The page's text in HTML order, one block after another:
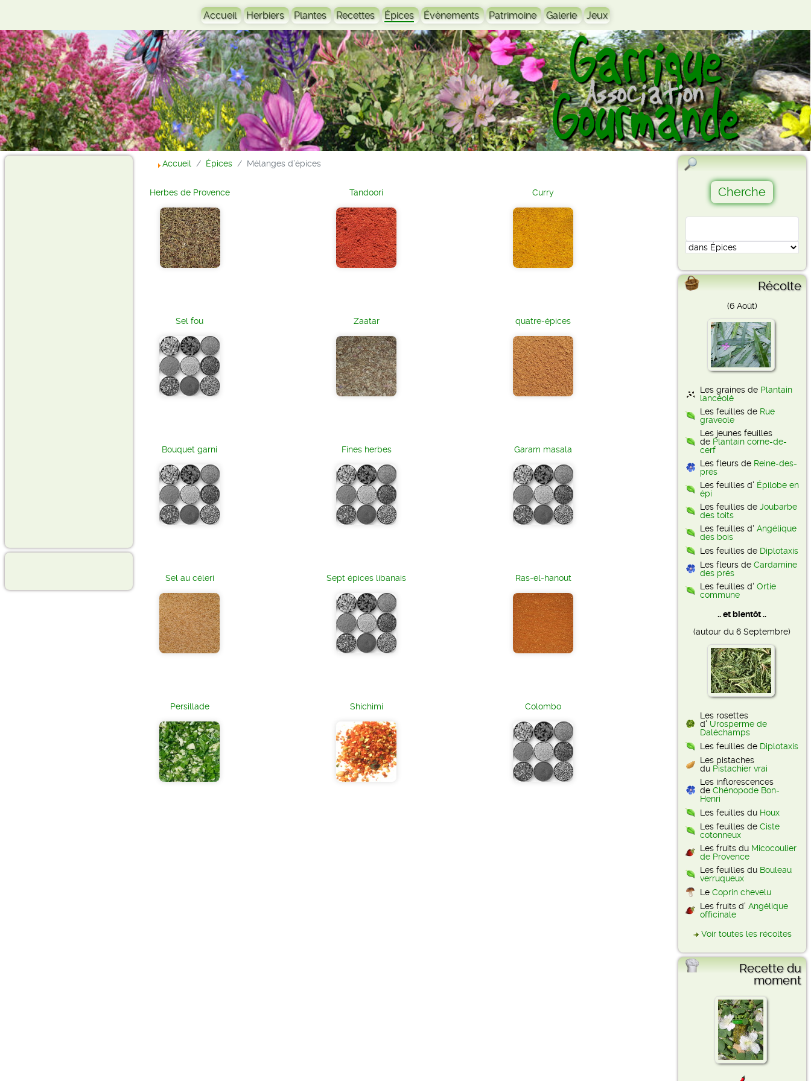
Accueil Herbiers Plantes Recettes Épices Évènements Patrimoine Galerie Jeux
Accueil Épices Mélanges d’épices
Herbes de Provence
Sel fou
Bouquet garni
Sel au céleri
Persillade
Tandoori
Zaatar
Fines herbes
Sept épices libanais
Shichimi
Curry
quatre-épices
Garam masala
Ras-el-hanout
Colombo
Récolte
(6 Août)
Les graines de Plantain
lancéolé
Les feuilles de Rue
graveole
Les jeunes feuilles
de Plantain corne-de-
cerf
Les fleurs de Reine-des-
prés
Les feuilles d' Épilobe en
épi
Les feuilles de Joubarbe
des toits
Les feuilles d' Angélique
des bois
Les feuilles de Diplotaxis
Les fleurs de Cardamine
des prés
Les feuilles d' Ortie
commune
.. et bientôt ..
(autour du 6 Septembre)
Les rosettes
d' Urosperme de
Daléchamps
Les feuilles de Diplotaxis
Les pistaches
du Pistachier vrai
Les inflorescences
de Chénopode Bon-
Henri
Les feuilles du Houx
Les feuilles de Ciste
cotonneux
Les fruits du Micocoulier
de Provence
Les feuilles du Bouleau
verruqueux
Le Coprin chevelu
Les fruits d' Angélique
officinale
Voir toutes les récoltes
Recette du
moment